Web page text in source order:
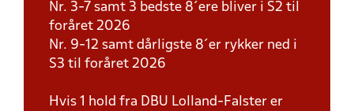
Nr. 3-7 samt 3 bedste 8´ere bliver i S2 til
foråret 2026
Nr. 9-12 samt dårligste 8´er rykker ned i
S3 til foråret 2026
Hvis 1 hold fra DBU Lolland-Falster er